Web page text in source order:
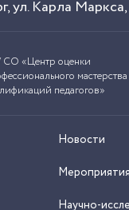
СО «Центр оценки
педагогов»
Новости
Мероприятия
Научно-
ул. Карла